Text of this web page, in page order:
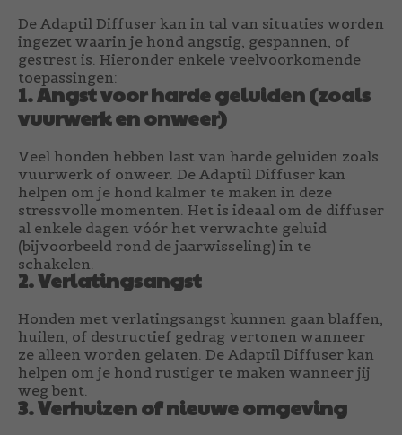
De Adaptil Diffuser kan in tal van situaties worden
ingezet waarin je hond angstig, gespannen, of
gestrest is. Hieronder enkele veelvoorkomende
toepassingen:
1. Angst voor harde geluiden (zoals
vuurwerk en onweer)
Veel honden hebben last van harde geluiden zoals
vuurwerk of onweer. De Adaptil Diffuser kan
helpen om je hond kalmer te maken in deze
stressvolle momenten. Het is ideaal om de diffuser
al enkele dagen vóór het verwachte geluid
(bijvoorbeeld rond de jaarwisseling) in te
schakelen.
2. Verlatingsangst
Honden met verlatingsangst kunnen gaan blaffen,
huilen, of destructief gedrag vertonen wanneer
ze alleen worden gelaten. De Adaptil Diffuser kan
helpen om je hond rustiger te maken wanneer jij
weg bent.
3. Verhuizen of nieuwe omgeving